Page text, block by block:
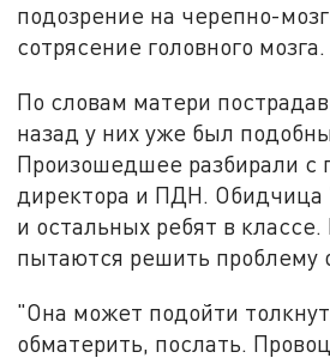
подозрение на черепно-
сотрясение головного мозга.
По словам матери
назад у них уже был
Произошедшее разбирали с
директора и ПДН. Обидчица
и остальных ребят в
пытаются решить проблему
"Она может подойти
обматерить, послать.